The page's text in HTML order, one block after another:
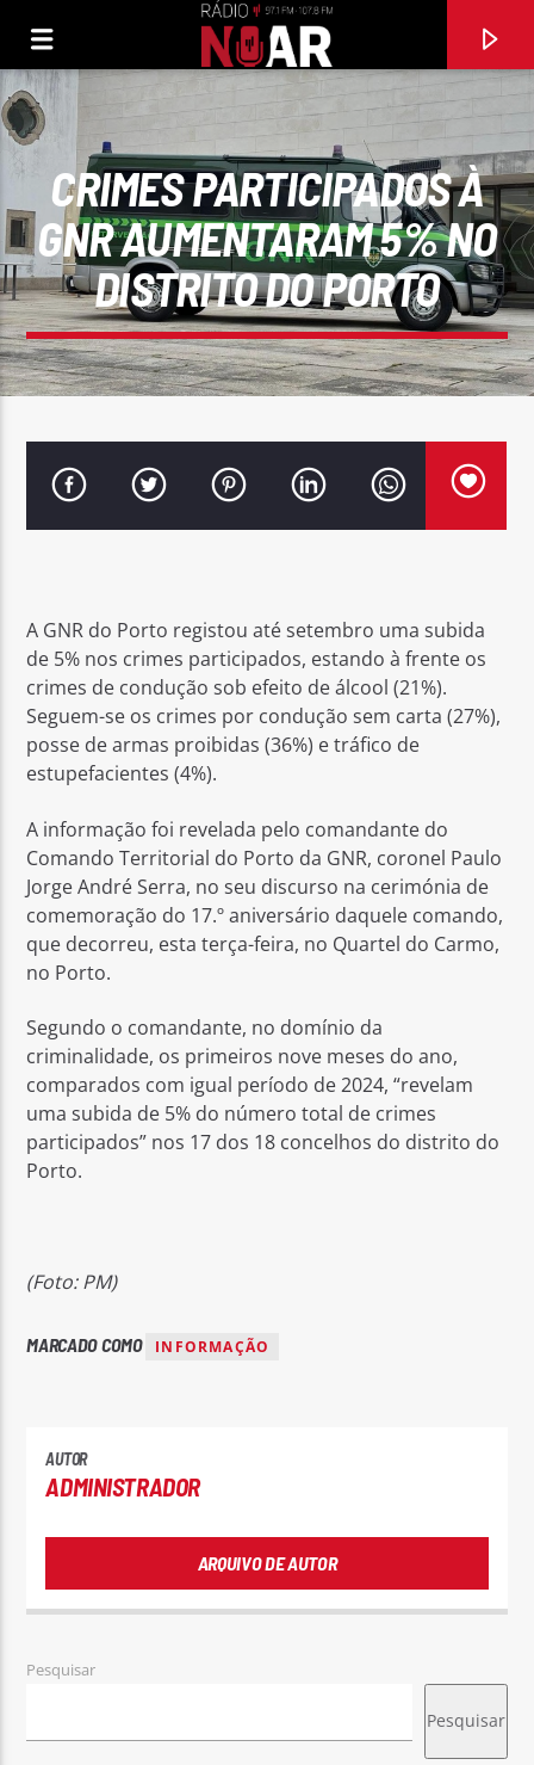
97.1FM E 107.8 FM
Rádio No ar
CRIMES PARTICIPADOS À
GNR AUMENTARAM 5% NO
DISTRITO DO PORTO
A GNR do Porto registou até setembro uma subida
de 5% nos crimes participados, estando à frente os
crimes de condução sob efeito de álcool (21%).
Seguem-se os crimes por condução sem carta (27%),
posse de armas proibidas (36%) e tráfico de
estupefacientes (4%).
A informação foi revelada pelo comandante do
Comando Territorial do Porto da GNR, coronel Paulo
Jorge André Serra, no seu discurso na cerimónia de
comemoração do 17.º aniversário daquele comando,
que decorreu, esta terça-feira, no Quartel do Carmo,
no Porto.
Segundo o comandante, no domínio da
criminalidade, os primeiros nove meses do ano,
comparados com igual período de 2024, “revelam
uma subida de 5% do número total de crimes
participados” nos 17 dos 18 concelhos do distrito do
Porto.
(Foto: PM)
MARCADO COMO INFORMAÇÃO
AUTOR
ADMINISTRADOR
ARQUIVO DE AUTOR
Pesquisar
Pesquisar